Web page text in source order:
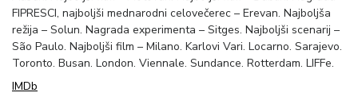
FIPRESCI, najboljši mednarodni celovečerec – Erevan. Najboljša
režija – Solun. Nagrada experimenta – Sitges. Najboljši scenarij –
São Paulo. Najboljši film – Milano. Karlovi Vari. Locarno. Sarajevo.
Toronto. Busan. London. Viennale. Sundance. Rotterdam. LIFFe.
IMDb